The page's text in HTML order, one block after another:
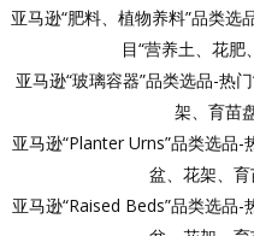
亚马逊“肥料、植物养料”品类选
目“营养土、花
亚马逊“玻璃容器”品类选品-热
架、育苗
亚马逊“Planter Urns”品类选品-
盆、花架、
亚马逊“Raised Beds”品类选品-